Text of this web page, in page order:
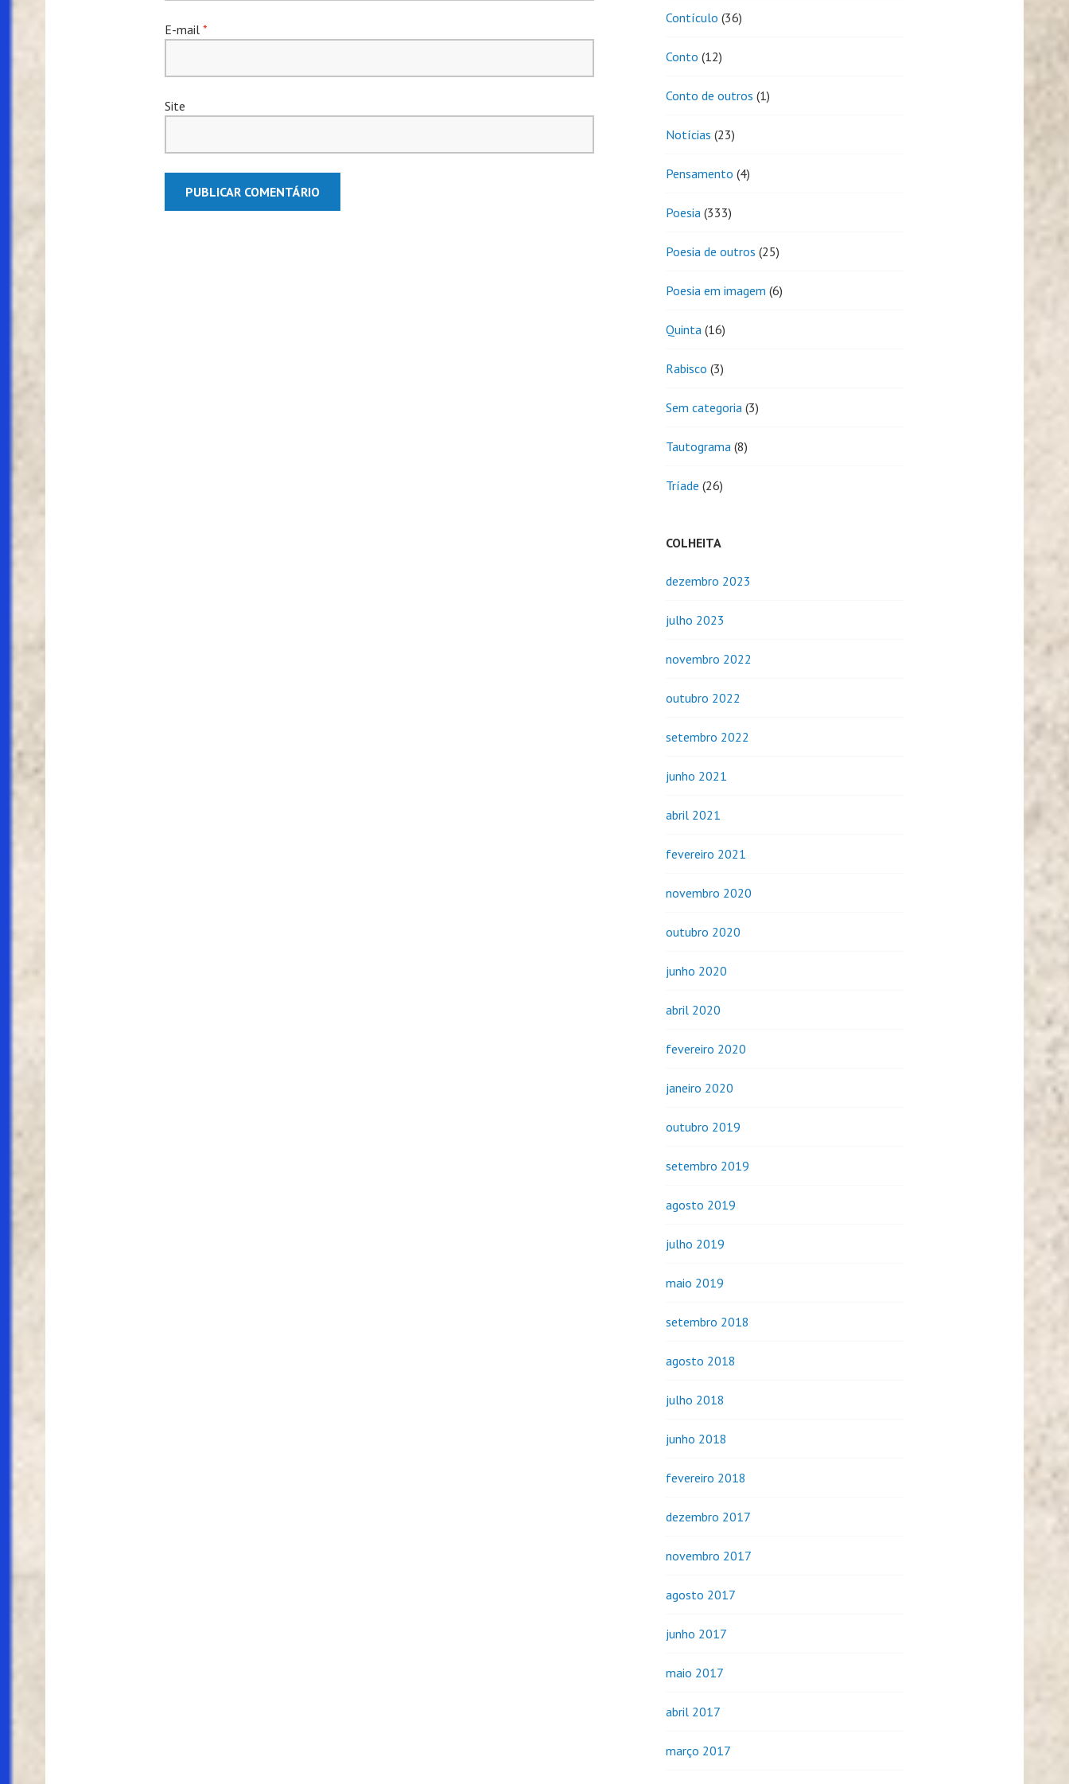
E-mail *
Site
Contículo (36)
Conto (12)
Conto de outros (1)
Notícias (23)
Pensamento (4)
Poesia (333)
Poesia de outros (25)
Poesia em imagem (6)
Quinta (16)
Rabisco (3)
Sem categoria (3)
Tautograma (8)
Tríade (26)
COLHEITA
dezembro 2023
julho 2023
novembro 2022
outubro 2022
setembro 2022
junho 2021
abril 2021
fevereiro 2021
novembro 2020
outubro 2020
junho 2020
abril 2020
fevereiro 2020
janeiro 2020
outubro 2019
setembro 2019
agosto 2019
julho 2019
maio 2019
setembro 2018
agosto 2018
julho 2018
junho 2018
fevereiro 2018
dezembro 2017
novembro 2017
agosto 2017
junho 2017
maio 2017
abril 2017
março 2017